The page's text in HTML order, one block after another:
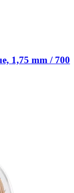
1,75 mm / 700